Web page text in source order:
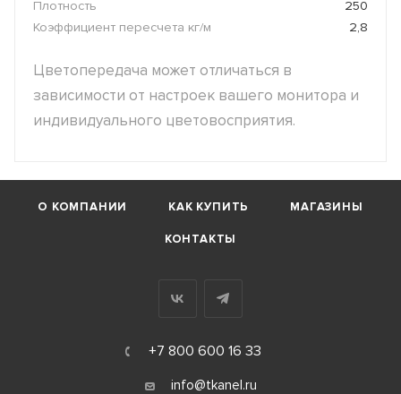
Плотность
250
Коэффициент пересчета кг/м
2,8
Цветопередача может отличаться в
зависимости от настроек вашего монитора и
индивидуального цветовосприятия.
О КОМПАНИИ КАК КУПИТЬ МАГАЗИНЫ
КОНТАКТЫ
+7 800 600 16 33
info@tkanel.ru